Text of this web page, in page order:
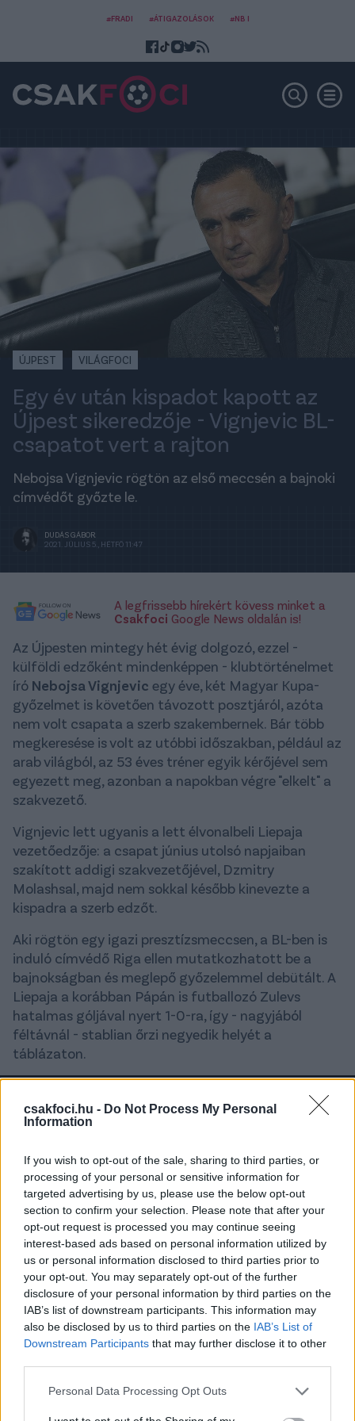
csakfoci.hu - Do Not Process My Personal
Information
If you wish to opt-out of the sale, sharing to third parties, or
processing of your personal or sensitive information for
targeted advertising by us, please use the below opt-out
section to confirm your selection. Please note that after your
opt-out request is processed you may continue seeing
interest-based ads based on personal information utilized by
us or personal information disclosed to third parties prior to
your opt-out. You may separately opt-out of the further
disclosure of your personal information by third parties on the
IAB’s list of downstream participants. This information may
also be disclosed by us to third parties on the IAB’s List of
Downstream Participants that may further disclose it to other
Please note that this website/app uses one or more Google
Personal Data Processing Opt Outs
#FRADI #ÁTIGAZOLÁSOK #NB I
ÚJPEST VILÁGFOCI
Egy év után kispadot kapott az
Újpest sikeredzője - Vignjevic BL-
csapatot vert a rajton
Nebojsa Vignjevic rögtön az első meccsén a bajnoki
címvédőt győzte le.
DUDÁS GÁBOR
2021. JÚLIUS 5., HÉTFŐ 11:47
A legfrissebb hírekért kövess minket a
Csakfoci Google News oldalán is!
Az Újpesten mintegy hét évig dolgozó, ezzel -
külföldi edzőként mindenképpen - klubtörténelmet
író Nebojsa Vignjevic egy éve, két Magyar Kupa-
győzelmet is követően távozott posztjáról, azóta
nem volt csapata a szerb szakembernek. Bár több
megkeresése is volt az utóbbi időszakban, például az
arab világból, az 53 éves tréner egyik kérőjével sem
egyezett meg, azonban a napokban végre "elkelt" a
szakvezető.
Vignjevic lett ugyanis a lett élvonalbeli Liepaja
vezetőedzője: a csapat június utolsó napjaiban
szakított addigi szakvezetőjével, Dzmitry
Molashsal, majd nem sokkal később kinevezte a
kispadra a szerb edzőt.
Aki rögtön egy igazi presztízsmeccsen, a BL-ben is
induló címvédő Riga ellen mutatkozhatott be a
bajnokságban és meglepő győzelemmel debütált. A
Liepaja a korábban Pápán is futballozó Zulevs
hatalmas góljával nyert 1-0-ra, így - nagyjából
féltávnál - stablian őrzi negyedik helyét a
táblázaton.
A nemzetközi indulást jelentő harmadik pozíciótól
jelenleg 10 pontra áll Vignjevic új csapata, amely a